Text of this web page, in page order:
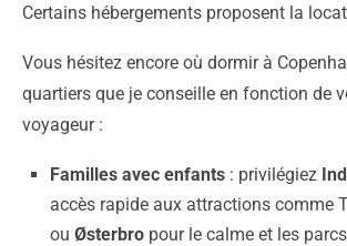
Certains hébergements proposent la
Vous hésitez encore où dormir à
quartiers que je conseille en fonction de
voyageur :
Familles avec enfants : privilégiez
accès rapide aux attractions comme
ou Østerbro pour le calme et les